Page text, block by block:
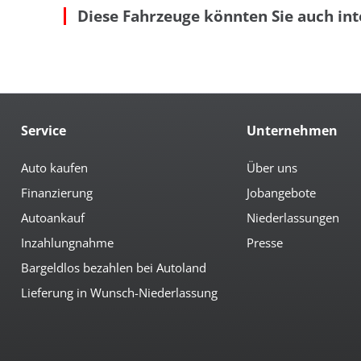
geteilte Rücksitzbank
Media Interface
Sicherheit
3te Bremsleuchte
Antiblockiersystem
Antischlupfregulierung
Beifahrerairbag abschaltbar
Berganfahrhilfe
Umwelt
Diese Fahrzeuge könnten Sie auch
Service
Auto kaufen
Finanzierung
Autoankauf
Inzahlungnahme
Bargeldlos bezahlen bei Autoland
Lieferung in Wunsch-Niederlassung
Unternehmen
Über uns
Jobangebote
Niederlassungen
Presse